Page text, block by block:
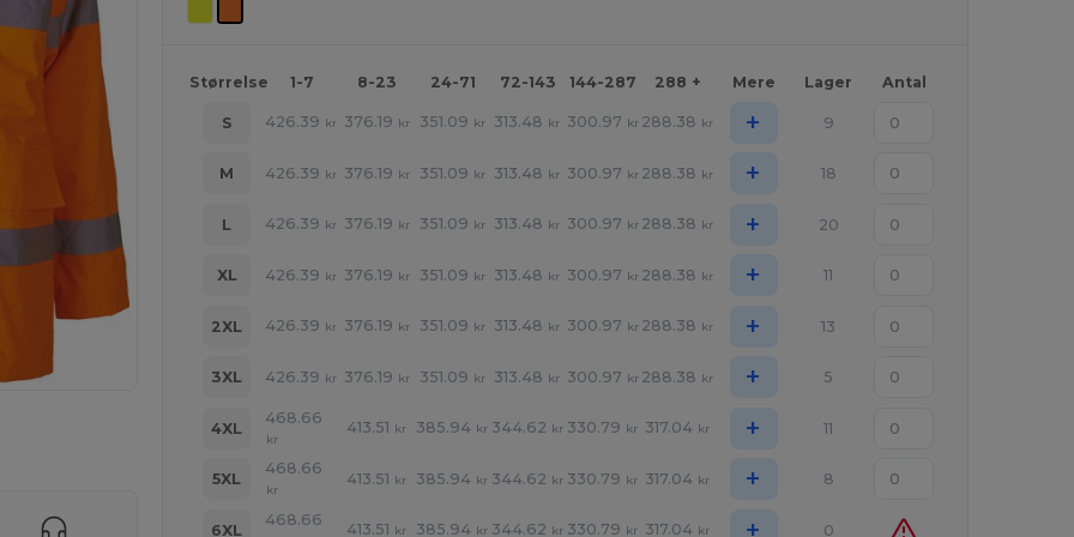
Størrelse 1-7 8-23 24-71 72-143 144-287 288 + Mere Lager Antal
S 426.39 kr 376.19 kr 351.09 kr 313.48 kr 300.97 kr 288.38 kr + 9
M 426.39 kr 376.19 kr 351.09 kr 313.48 kr 300.97 kr 288.38 kr + 18
L 426.39 kr 376.19 kr 351.09 kr 313.48 kr 300.97 kr 288.38 kr + 20
XL 426.39 kr 376.19 kr 351.09 kr 313.48 kr 300.97 kr 288.38 kr + 11
2XL 426.39 kr 376.19 kr 351.09 kr 313.48 kr 300.97 kr 288.38 kr + 13
3XL 426.39 kr 376.19 kr 351.09 kr 313.48 kr 300.97 kr 288.38 kr + 5
4XL
468.66
kr
413.51 kr 385.94 kr 344.62 kr 330.79 kr 317.04 kr + 11
5XL
468.66
kr
413.51 kr 385.94 kr 344.62 kr 330.79 kr 317.04 kr + 8
6XL
468.66
413.51 kr 385.94 kr 344.62 kr 330.79 kr 317.04 kr + 0